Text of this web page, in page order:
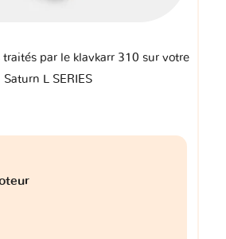
par le klavkarr 310 sur votre
Saturn L SERIES